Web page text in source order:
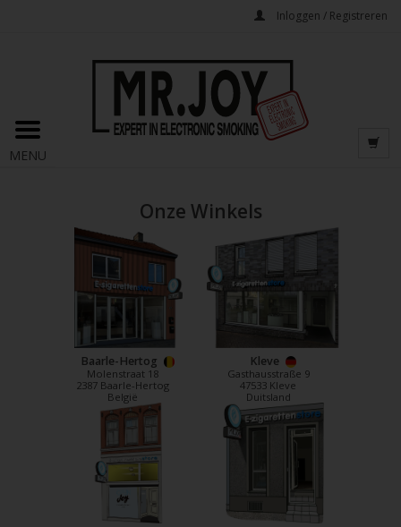
Inloggen / Registreren
MENU
Onze Winkels
Baarle-Hertog
Molenstraat 18
2387 Baarle-Hertog
België
Kleve
Gasthausstraße 9
47533 Kleve
Duitsland